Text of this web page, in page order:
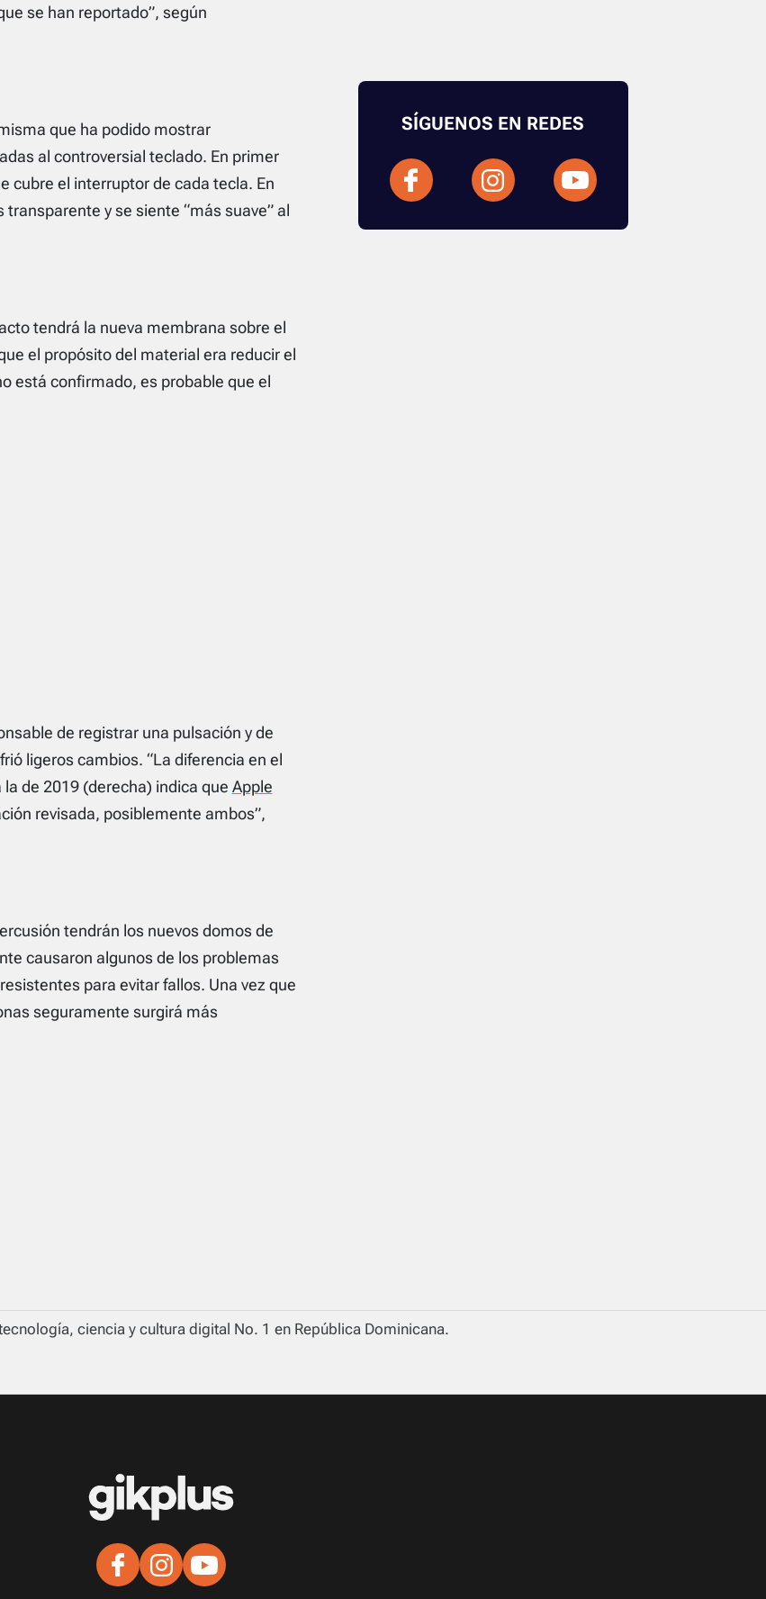
se han reportado”, según
que ha podido mostrar
al controversial teclado. En primer
cubre el interruptor de cada tecla. En
y se siente “más suave” al
tendrá la nueva membrana sobre el
el propósito del material era reducir el
está confirmado, es probable que el
de registrar una pulsación y de
ligeros cambios. “La diferencia en el
de 2019 (derecha) indica que Apple
revisada, posiblemente ambos”,
tendrán los nuevos domos de
causaron algunos de los problemas
para evitar fallos. Una vez que
seguramente surgirá más
SÍGUENOS EN REDES
ciencia y cultura digital No. 1 en República Dominicana.